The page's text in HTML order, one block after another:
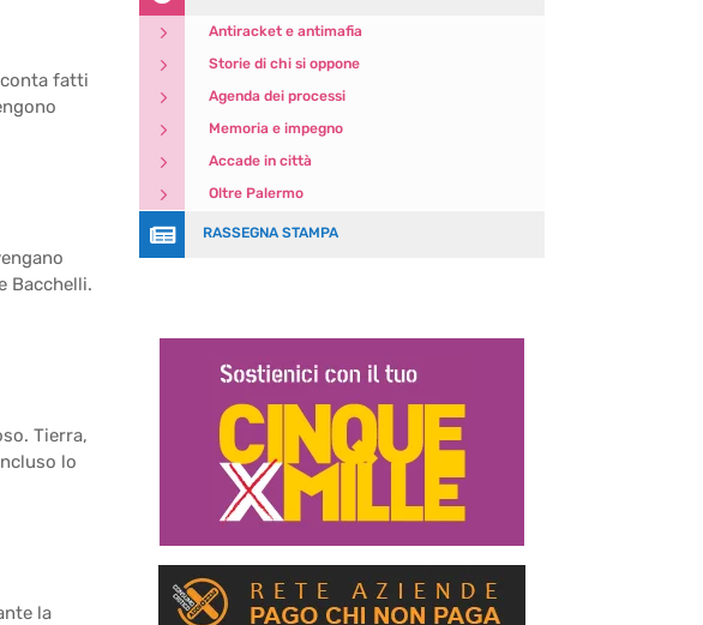
fatti
Bacchelli.
Tierra,
lo
la
5 Antiracket e antimafia
5 Storie di chi si oppone
5 Agenda dei processi
5 Memoria e impegno
5 Accade in città
5 Oltre Palermo
 RASSEGNA STAMPA